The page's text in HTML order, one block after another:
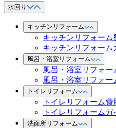
水回り
キッチンリフォーム
キッチンリフォーム
キッチンリフォーム
風呂・浴室リフォーム
風呂・浴室リフォー
風呂・浴室リフォー
トイレリフォーム
トイレリフォーム費
トイレリフォームガ
洗面所リフォーム